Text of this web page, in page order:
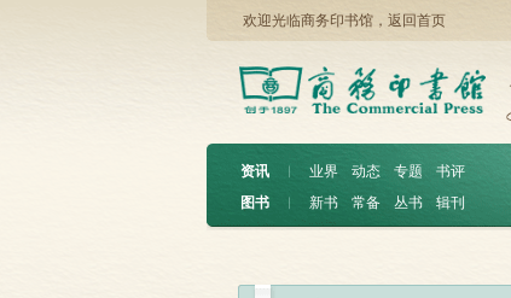
欢迎光临商务印书馆， 返回首页
资讯 ︱ 业界 动态 专题
书评
图书
︱ 新书 常备 丛书 辑刊